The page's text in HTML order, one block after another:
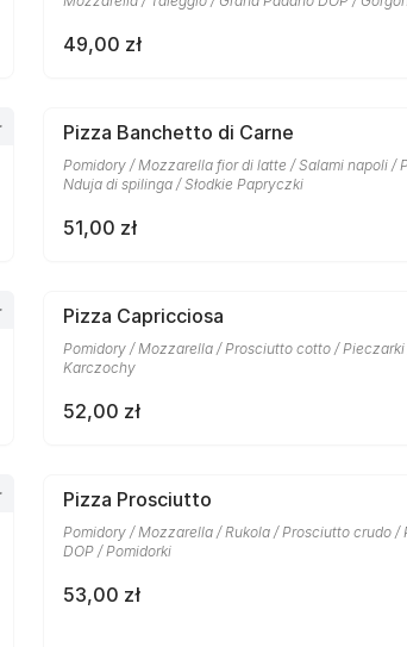
49,00 zł
Pizza Banchetto di Carne
Pomidory / Mozzarella fior di latte / Salami napoli /
Nduja di spilinga / Słodkie Papryczki
51,00 zł
Pizza Capricciosa
Pomidory / Mozzarella / Prosciutto cotto /
Karczochy
52,00 zł
Pizza Prosciutto
Pomidory / Mozzarella / Rukola / Prosciutto crudo /
DOP / Pomidorki
53,00 zł